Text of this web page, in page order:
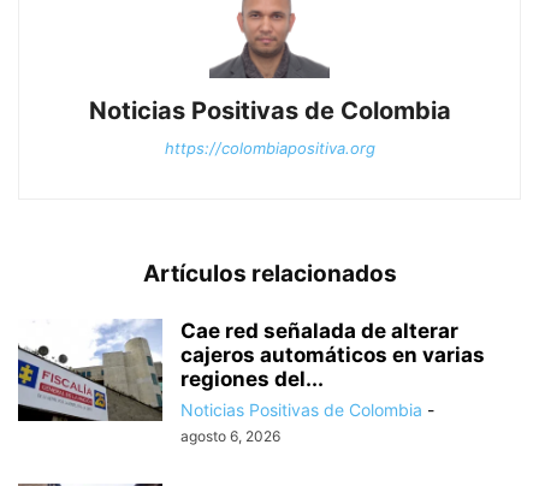
Noticias Positivas de Colombia
https://colombiapositiva.org
Artículos relacionados
Cae red señalada de alterar
cajeros automáticos en varias
regiones del...
Noticias Positivas de Colombia -
agosto 6, 2026